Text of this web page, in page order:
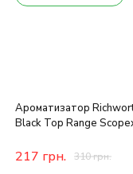
Ароматизатор
Black Top Range
217 грн. 310грн.